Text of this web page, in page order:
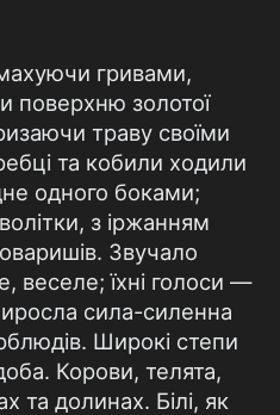
гривами,
поверхню золотої
траву своїми
та кобили ходили
одного боками;
з іржанням
Звучало
веселе; їхні голоси —
сила-силенна
Широкі степи
Корови, телята,
та долинах. Білі, як